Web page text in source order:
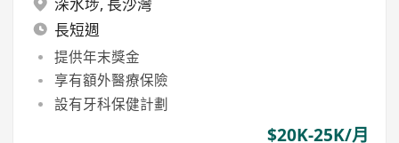
長短週
提供年末獎金
享有額外醫療保險
設有牙科保健計劃
$20K-25K/月